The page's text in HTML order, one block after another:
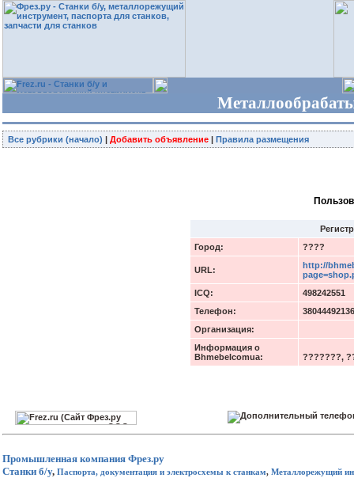
Все рубрики (начало) | Добавить объявление | Правила размещения
Город:
????
URL:
http://
ICQ:
498242551
Телефон:
Организация:
Информация о
Bhmebelcomua:
???????,
Промышленная компания Фрез.ру
Станки б/у, Паспорта, документация и электросхемы к станкам, Металлорежущий